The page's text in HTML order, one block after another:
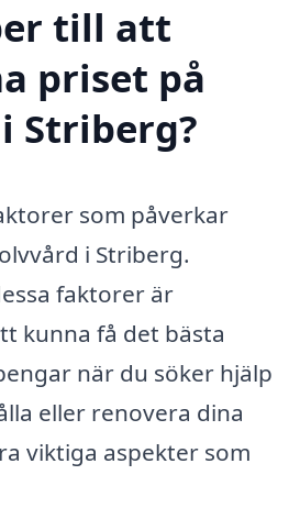
till att
priset på
Striberg?
som påverkar
i Striberg.
faktorer är
kunna få det bästa
när du söker hjälp
eller renovera dina
viktiga aspekter som